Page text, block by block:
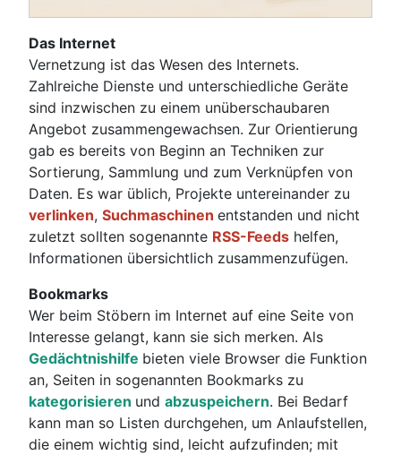
Das Internet
Vernetzung ist das Wesen des Internets.
Zahlreiche Dienste und unterschiedliche Geräte
sind inzwischen zu einem unüberschaubaren
Angebot zusammengewachsen. Zur Orientierung
gab es bereits von Beginn an Techniken zur
Sortierung, Sammlung und zum Verknüpfen von
Daten. Es war üblich, Projekte untereinander zu
verlinken, Suchmaschinen entstanden und nicht
zuletzt sollten sogenannte RSS-Feeds helfen,
Informationen übersichtlich zusammenzufügen.
Bookmarks
Wer beim Stöbern im Internet auf eine Seite von
Interesse gelangt, kann sie sich merken. Als
Gedächtnishilfe bieten viele Browser die Funktion
an, Seiten in sogenannten Bookmarks zu
kategorisieren und abzuspeichern. Bei Bedarf
kann man so Listen durchgehen, um Anlaufstellen,
die einem wichtig sind, leicht aufzufinden; mit